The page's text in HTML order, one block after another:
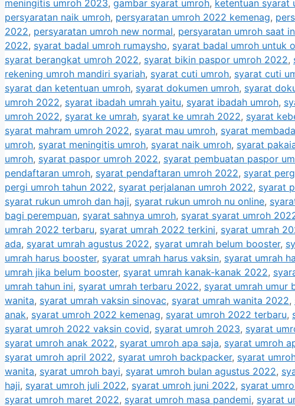
meningitis umroh 2023, gambar syarat umroh, ketentuan syarat
persyaratan naik umroh, persyaratan umroh 2022 kemenag,
2022, persyaratan umroh new normal, persyaratan umroh saat
2022, syarat badal umroh rumaysho, syarat badal umroh untuk
syarat berangkat umroh 2022, syarat bikin paspor umroh 2022,
rekening umroh mandiri syariah, syarat cuti umroh, syarat cuti
syarat dan ketentuan umroh, syarat dokumen umroh, syarat
umroh 2022, syarat ibadah umrah yaitu, syarat ibadah umroh,
umroh 2022, syarat ke umrah, syarat ke umrah 2022, syarat
syarat mahram umroh 2022, syarat mau umroh, syarat
umroh, syarat meningitis umroh, syarat naik umroh, syarat
umroh, syarat paspor umroh 2022, syarat pembuatan paspor
pendaftaran umroh, syarat pendaftaran umroh 2022, syarat
pergi umroh tahun 2022, syarat perjalanan umroh 2022, syarat
syarat rukun umroh dan haji, syarat rukun umroh nu online,
bagi perempuan, syarat sahnya umroh, syarat syarat umroh
umrah 2022 terbaru, syarat umrah 2022 terkini, syarat umrah
ada, syarat umrah agustus 2022, syarat umrah belum booster,
umrah harus booster, syarat umrah harus vaksin, syarat umrah
umrah jika belum booster, syarat umrah kanak-kanak 2022,
umrah tahun ini, syarat umrah terbaru 2022, syarat umrah umur
wanita, syarat umrah vaksin sinovac, syarat umrah wanita 2022,
anak, syarat umroh 2022 kemenag, syarat umroh 2022 terbaru,
syarat umroh 2022 vaksin covid, syarat umroh 2023, syarat
syarat umroh anak 2022, syarat umroh apa saja, syarat umroh
syarat umroh april 2022, syarat umroh backpacker, syarat
wanita, syarat umroh bayi, syarat umroh bulan agustus 2022,
haji, syarat umroh juli 2022, syarat umroh juni 2022, syarat
syarat umroh maret 2022, syarat umroh masa pandemi, syarat